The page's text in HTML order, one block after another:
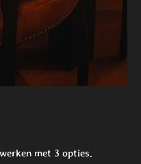
met 3 opties.